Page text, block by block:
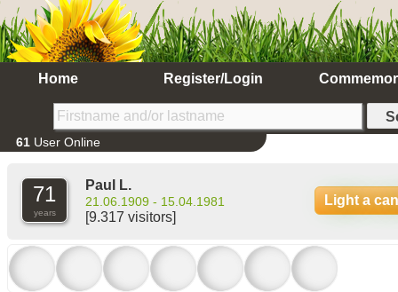
Home Register/Login
61 User Online
71
years
Paul L.
21.06.1909 - 15.04.1981
[9.317 visitors]
Light a